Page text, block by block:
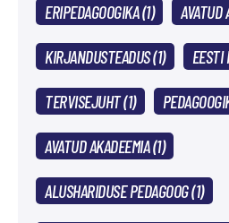
ERIPEDAGOOGIKA (1) AVATUD
KIRJANDUSTEADUS (1) EESTI
TERVISEJUHT (1)
AVATUD AKADEEMIA (1)
ALUSHARIDUSE PEDAGOOG (1)